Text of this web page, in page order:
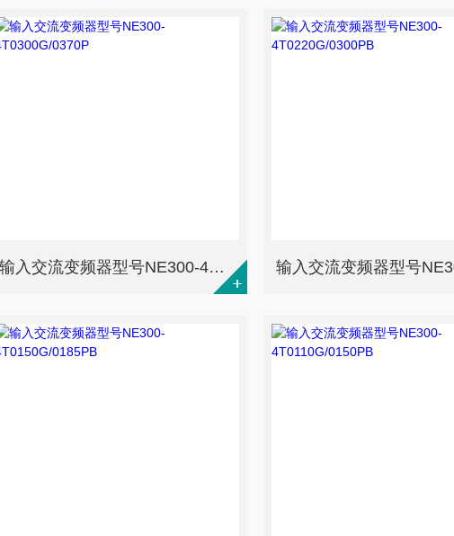
输入交流变频器型号NE300-4T0300G/0370P